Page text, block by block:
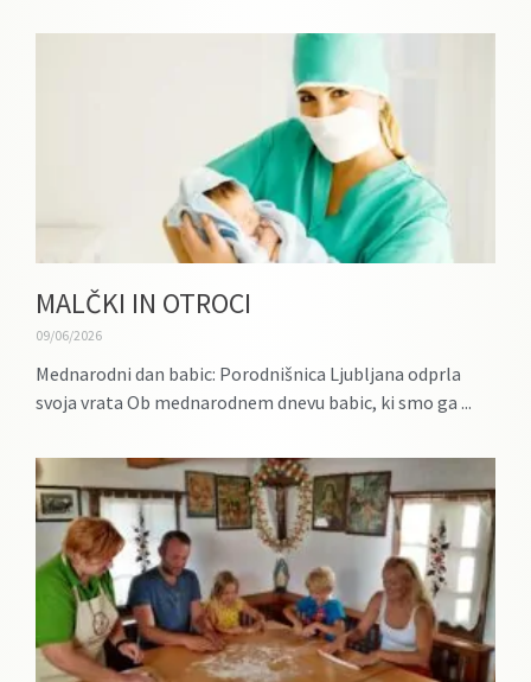
MALČKI IN OTROCI
09/06/2026
Mednarodni dan babic: Porodnišnica Ljubljana odprla
svoja vrata Ob mednarodnem dnevu babic, ki smo ga